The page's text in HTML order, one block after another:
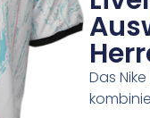
Das